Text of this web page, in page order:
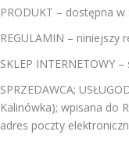
PRODUKT – dostępna
REGULAMIN – niniejszy
SKLEP INTERNETOWY
SPRZEDAWCA;
Kalinówka); wpisana do
adres poczty